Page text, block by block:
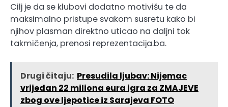
Cilj je da se klubovi dodatno motivišu te da
maksimalno pristupe svakom susretu kako bi
njihov plasman direktno uticao na daljni tok
takmičenja, prenosi reprezentacija.ba.
Drugi čitaju: Presudila ljubav: Nijemac
vrijedan 22 miliona eura igra za ZMAJEVE
zbog ove ljepotice iz Sarajeva FOTO